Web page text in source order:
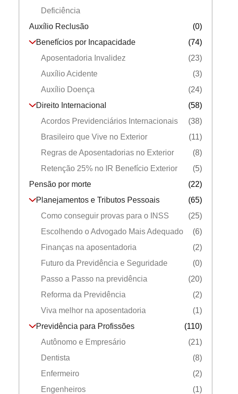
Deficiência
Auxílio Reclusão
(0)
Benefícios por Incapacidade
(74)
Aposentadoria Invalidez
(23)
Auxílio Acidente
(3)
Auxílio Doença
(24)
Direito Internacional
(58)
Acordos Previdenciários Internacionais
(38)
Brasileiro que Vive no Exterior
(11)
Regras de Aposentadorias no Exterior
(8)
Retenção 25% no IR Benefício Exterior
(5)
Pensão por morte
(22)
Planejamentos e Tributos Pessoais
(65)
Como conseguir provas para o INSS
(25)
Escolhendo o Advogado Mais Adequado
(6)
Finanças na aposentadoria
(2)
Futuro da Previdência e Seguridade
(0)
Passo a Passo na previdência
(20)
Reforma da Previdência
(2)
Viva melhor na aposentadoria
(1)
Previdência para Profissões
(110)
Autônomo e Empresário
(21)
Dentista
(8)
Enfermeiro
(2)
Engenheiros
(1)